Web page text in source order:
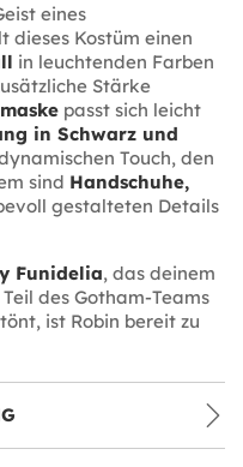
eines
dieses Kostüm einen
in leuchtenden Farben
Stärke
passt sich leicht
in Schwarz und
Touch, den
sind Handschuhe,
gestalteten Details
Funidelia, das deinem
des Gotham-Teams
ist Robin bereit zu